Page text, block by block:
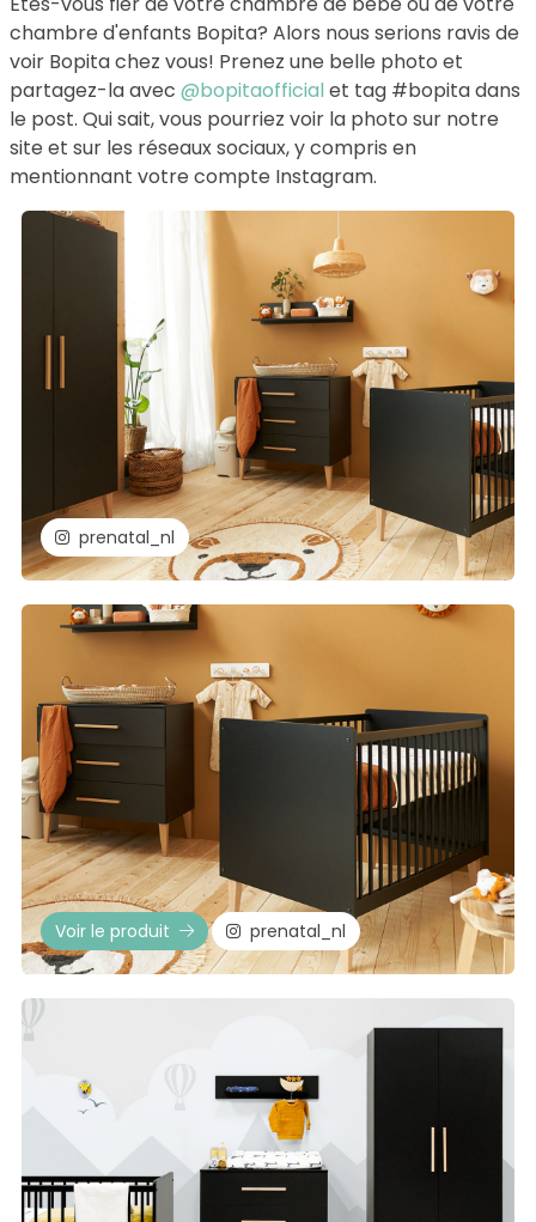
chambre d'enfants Bopita? Alors nous serions ravis de
voir Bopita chez vous! Prenez une belle photo et
partagez-la avec @bopitaofficial et tag #bopita dans
le post. Qui sait, vous pourriez voir la photo sur notre
site et sur les réseaux sociaux, y compris en
mentionnant votre compte Instagram.
prenatal_nl
Voir le produit prenatal_nl